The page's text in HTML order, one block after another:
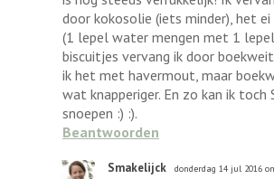
door kokosolie (iets minder), het
(1 lepel water mengen met 1
biscuitjes vervang ik door
ik het met havermout, maar
wat knapperiger. En zo kan ik toch
snoepen :) :).
Beantwoorden
Smakelijck donderdag 14 jul 2016